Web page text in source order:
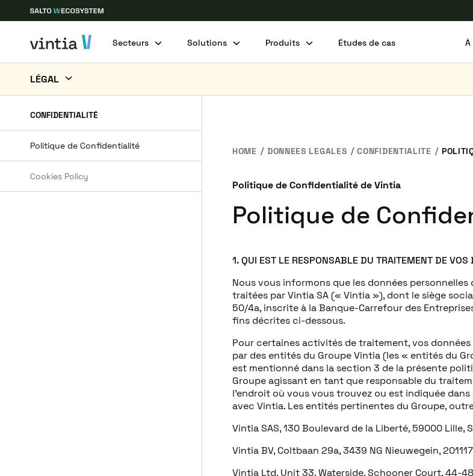
Secteurs Solutions Produits Études de cas
LÉGAL
CONDITIONS D’UTILISATION DU SITE INTERNET
CONDITIONS COMMERCIALES
CONFIDENTIALITÉ
Politique de Confidentialité
Cookies Policy
HOME DONNEES LEGALES CONFIDENTIALITE
Politique de Confidentialité de Vintia
Politique de
1. QUI EST LE RESPONSABLE DU TRAITEMENT DE
Nous vous informons que les données
traitées par Vintia SA (« Vintia »), dont le siège
50/4a, inscrite à la Banque-Carrefour des
fins décrites ci-dessous.
Pour certaines activités de traitement, vos
par des entités du Groupe Vintia (les « entités du
est mentionné dans la section 3 de la présente
Groupe agissant en tant que responsable du
l’endroit où vous vous trouvez ou est indiquée
avec Vintia. Les entités pertinentes du Groupe,
Vintia SAS, 130 Boulevard de la Liberté, 59000 Lille,
Vintia BV, Coltbaan 29a, 3439 NG Nieuwegein,
Vintia Ltd, Unit 33, Waterside, Schooner Court, 44-